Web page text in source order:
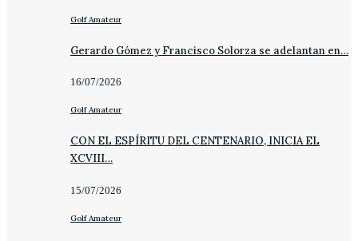
Golf Amateur
Gerardo Gómez y Francisco Solorza se adelantan en…
16/07/2026
Golf Amateur
CON EL ESPÍRITU DEL CENTENARIO, INICIA EL
XCVIII…
15/07/2026
Golf Amateur